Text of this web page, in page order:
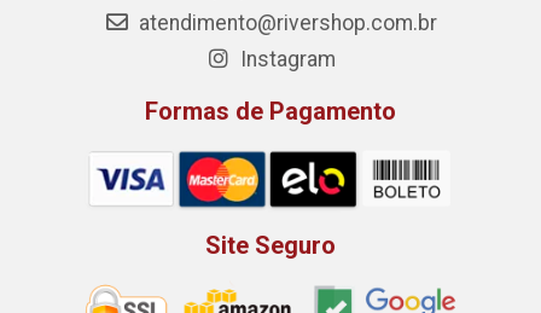
atendimento@rivershop.com.br
Instagram
Formas de Pagamento
Site Seguro